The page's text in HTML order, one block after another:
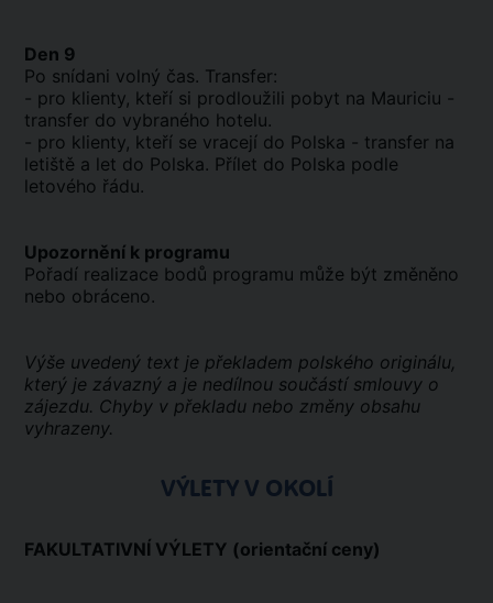
Den 9
Po snídani volný čas. Transfer:
- pro klienty, kteří si prodloužili pobyt na Mauriciu -
transfer do vybraného hotelu.
- pro klienty, kteří se vracejí do Polska - transfer na
letiště a let do Polska. Přílet do Polska podle
letového řádu.
Upozornění k programu
Pořadí realizace bodů programu může být změněno
nebo obráceno.
Výše uvedený text je překladem polského originálu,
který je závazný a je nedílnou součástí smlouvy o
zájezdu. Chyby v překladu nebo změny obsahu
vyhrazeny.
VÝLETY V OKOLÍ
FAKULTATIVNÍ VÝLETY (orientační ceny)